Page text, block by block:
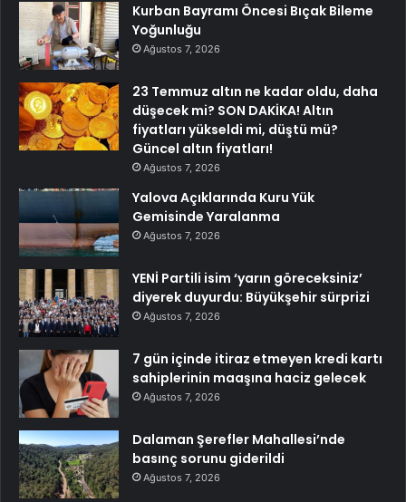
Kurban Bayramı Öncesi Bıçak Bileme
Yoğunluğu
Ağustos 7, 2026
23 Temmuz altın ne kadar oldu, daha
düşecek mi? SON DAKİKA! Altın
fiyatları yükseldi mi, düştü mü?
Güncel altın fiyatları!
Ağustos 7, 2026
Yalova Açıklarında Kuru Yük
Gemisinde Yaralanma
Ağustos 7, 2026
YENİ Partili isim ‘yarın göreceksiniz’
diyerek duyurdu: Büyükşehir sürprizi
Ağustos 7, 2026
7 gün içinde itiraz etmeyen kredi kartı
sahiplerinin maaşına haciz gelecek
Ağustos 7, 2026
Dalaman Şerefler Mahallesi’nde
basınç sorunu giderildi
Ağustos 7, 2026